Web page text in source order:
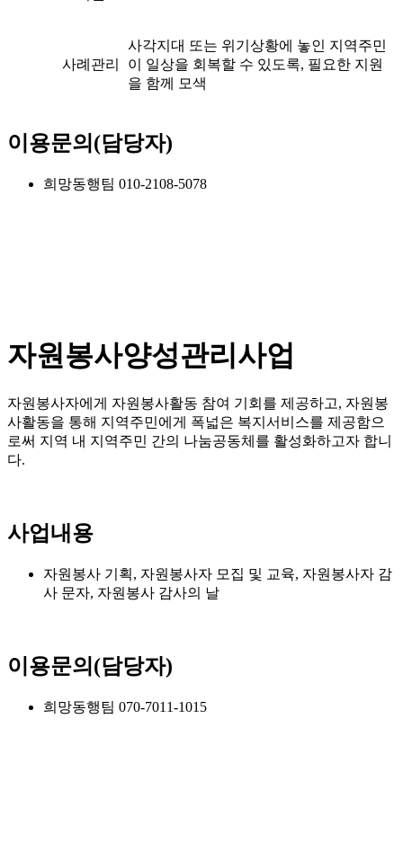
사례관리
사각지대 또는 위기상황에 놓인 지역주민
이 일상을 회복할 수 있도록, 필요한 지원
을 함께 모색
이용문의(담당자)
희망동행팀 010-2108-5078
자원봉사양성관리사업
자원봉사자에게 자원봉사활동 참여 기회를 제공하고, 자원봉
사활동을 통해 지역주민에게 폭넓은 복지서비스를 제공함으
로써 지역 내 지역주민 간의 나눔공동체를 활성화하고자 합니
다.
사업내용
자원봉사 기획, 자원봉사자 모집 및 교육, 자원봉사자 감
사 문자, 자원봉사 감사의 날
이용문의(담당자)
희망동행팀 070-7011-1015